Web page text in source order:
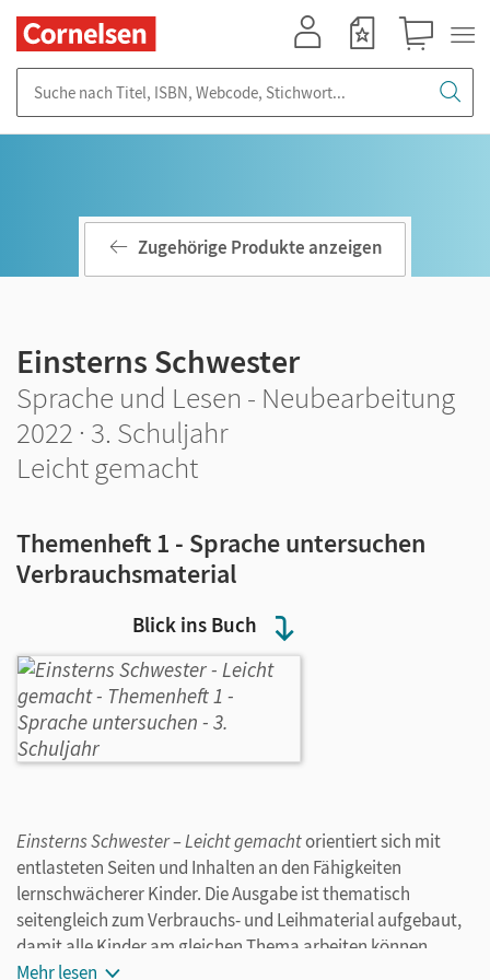
Blick ins Buch
Zugehörige Produkte anzeigen
Einsterns Schwester
Sprache und Lesen - Neubearbeitung
2022 · 3. Schuljahr
Leicht gemacht
Themenheft 1 - Sprache untersuchen
Verbrauchsmaterial
Einsterns Schwester – Leicht gemachtorientiert sich mit
entlasteten Seiten und Inhalten an den Fähigkeiten
lernschwächerer Kinder. Die Ausgabe ist thematisch
seitengleich zum Verbrauchs- und Leihmaterial aufgebaut,
damit alle Kinder am gleichen Thema arbeiten können.
Anknüpfend an ihre bisherigen Spracherfahrungen
Mehr lesen